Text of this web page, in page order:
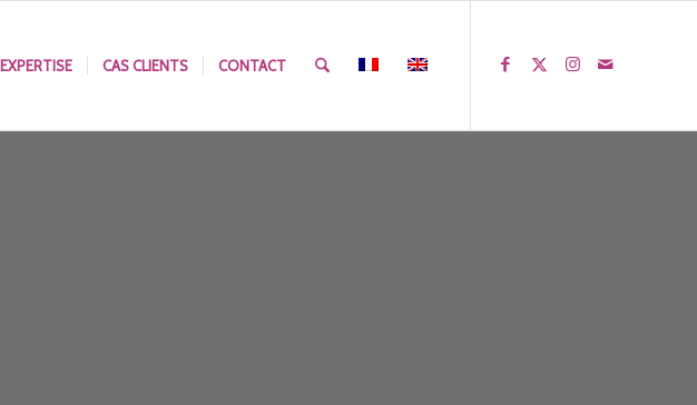
EXPERTISE CAS CLIENTS CONTACT